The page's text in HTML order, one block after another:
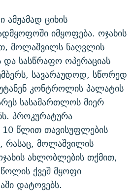
ციხის
იმყოფება. ოჯახის
მოლაშვილს ნაღვლის
და სასწრაფო ოპერაციას
სავარაუდოდ, სწორედ
კონტროლის პალატის
სასამართლოს მიერ
პროკურატურა
წლით თავისუფლების
რასაც, მოლაშვილის
ახლობლების თქმით,
ქვეშ მყოფი
დატოვებს.